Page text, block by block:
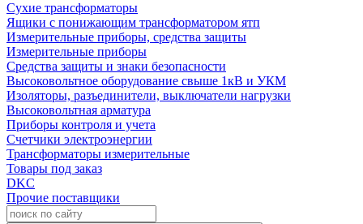
Сухие трансформаторы
Ящики с понижающим трансформатором ятп
Измерительные приборы, средства защиты
Измерительные приборы
Средства защиты и знаки безопасности
Высоковольтное оборудование свыше 1кВ и УКМ
Изоляторы, разъединители, выключатели нагрузки
Высоковольтная арматура
Приборы контроля и учета
Счетчики электроэнергии
Трансформаторы измерительные
Товары под заказ
DKC
Прочие поставщики